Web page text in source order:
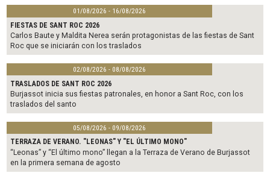
01/08/2026 - 16/08/2026
FIESTAS DE SANT ROC 2026
Carlos Baute y Maldita Nerea serán protagonistas de las fiestas de Sant
Roc que se iniciarán con los traslados
02/08/2026 - 08/08/2026
TRASLADOS DE SANT ROC 2026
Burjassot inicia sus fiestas patronales, en honor a Sant Roc, con los
traslados del santo
05/08/2026 - 09/08/2026
TERRAZA DE VERANO. "LEONAS" Y "EL ÚLTIMO MONO"
“Leonas” y “El último mono” llegan a la Terraza de Verano de Burjassot
en la primera semana de agosto